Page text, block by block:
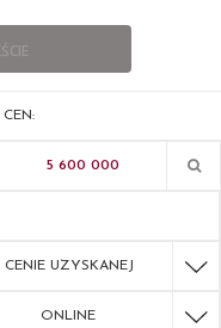
CENIE UZYSKANEJ
ONLINE